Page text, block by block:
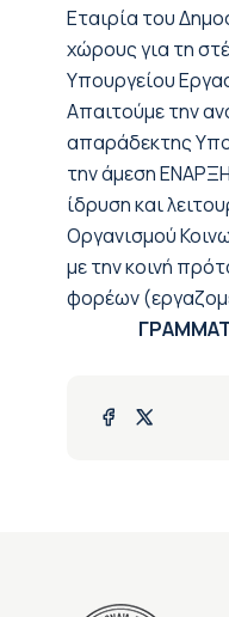
Εταιρία του
χώρους για τη
Υπουργείου
Απαιτούμε την
απαράδεκτης
την άμεση
ίδρυση και
Οργανισμού
με την κοινή
φορέων